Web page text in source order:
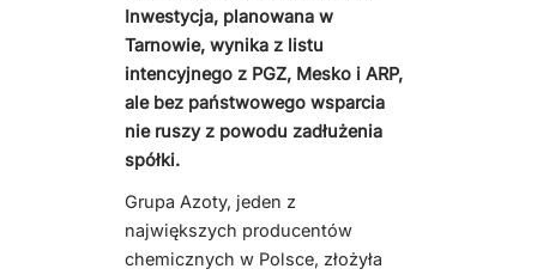
Inwestycja, planowana w
Tarnowie, wynika z listu
intencyjnego z PGZ, Mesko i ARP,
ale bez państwowego wsparcia
nie ruszy z powodu zadłużenia
spółki.
Grupa Azoty, jeden z
największych producentów
chemicznych w Polsce, złożyła